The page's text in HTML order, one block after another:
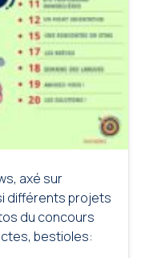
axé sur
différents projets
du concours
bestioles: